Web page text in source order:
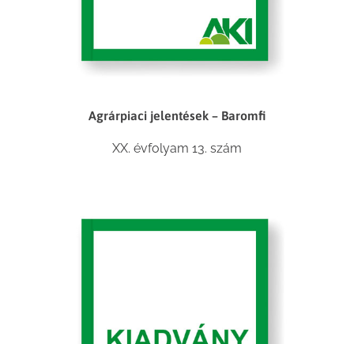
Agrárpiaci jelentések – Baromfi
XX. évfolyam 13. szám